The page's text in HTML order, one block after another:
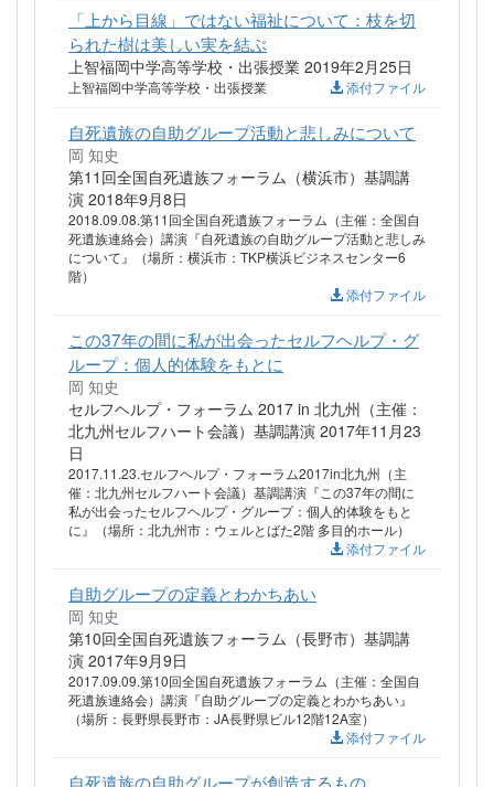
「上から目線」ではない福祉について：枝を切
られた樹は美しい実を結ぶ
上智福岡中学高等学校・出張授業 2019年2月25日
上智福岡中学高等学校・出張授業 添付ファイル
自死遺族の自助グループ活動と悲しみについて
岡 知史
第11回全国自死遺族フォーラム（横浜市）基調講
演 2018年9月8日
2018.09.08.第11回全国自死遺族フォーラム（主催：全国自
死遺族連絡会）講演『自死遺族の自助グループ活動と悲しみ
について』（場所：横浜市：TKP横浜ビジネスセンター6
階）
添付ファイル
この37年の間に私が出会ったセルフヘルプ・グ
ループ：個人的体験をもとに
岡 知史
セルフヘルプ・フォーラム 2017 in 北九州（主催：
北九州セルフハート会議）基調講演 2017年11月23
日
2017.11.23.セルフヘルプ・フォーラム2017in北九州（主
催：北九州セルフハート会議）基調講演『この37年の間に
私が出会ったセルフヘルプ・グループ：個人的体験をもと
に』（場所：北九州市：ウェルとばた2階 多目的ホール）
添付ファイル
自助グループの定義とわかちあい
岡 知史
第10回全国自死遺族フォーラム（長野市）基調講
演 2017年9月9日
2017.09.09.第10回全国自死遺族フォーラム（主催：全国自
死遺族連絡会）講演『自助グループの定義とわかちあい』
（場所：長野県長野市：JA長野県ビル12階12A室）
添付ファイル
自死遺族の自助グループが創造するもの